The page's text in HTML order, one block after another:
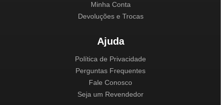
Minha Conta
Devoluções e Trocas
Ajuda
Política de Privacidade
Perguntas Frequentes
Fale Conosco
Seja um Revendedor